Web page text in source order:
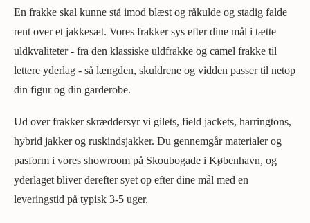
En frakke skal kunne stå imod blæst og råkulde og stadig falde
rent over et jakkesæt. Vores frakker sys efter dine mål i tætte
uldkvaliteter - fra den klassiske uldfrakke og camel frakke til
lettere yderlag - så længden, skuldrene og vidden passer til netop
din figur og din garderobe.
Ud over frakker skræddersyr vi gilets, field jackets, harringtons,
hybrid jakker og ruskindsjakker. Du gennemgår materialer og
pasform i vores showroom på Skoubogade i København, og
yderlaget bliver derefter syet op efter dine mål med en
leveringstid på typisk 3-5 uger.